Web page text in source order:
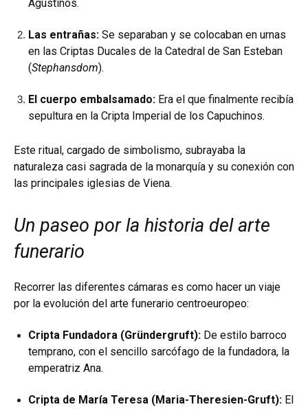
Agustinos.
Las entrañas: Se separaban y se colocaban en urnas
en las Criptas Ducales de la Catedral de San Esteban
(Stephansdom).
El cuerpo embalsamado: Era el que finalmente recibía
sepultura en la Cripta Imperial de los Capuchinos.
Este ritual, cargado de simbolismo, subrayaba la
naturaleza casi sagrada de la monarquía y su conexión con
las principales iglesias de Viena.
Un paseo por la historia del arte
funerario
Recorrer las diferentes cámaras es como hacer un viaje
por la evolución del arte funerario centroeuropeo:
Cripta Fundadora (Gründergruft): De estilo barroco
temprano, con el sencillo sarcófago de la fundadora, la
emperatriz Ana.
Cripta de María Teresa (Maria-Theresien-Gruft): El